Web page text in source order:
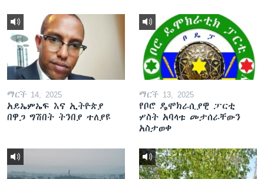
ማርች 14, 2025
አይኤምኤፍ እና ኢትዮጵያ
በዋጋ ግሽበት ትንበያ ተለያዩ
ማርች 13, 2025
የቦሮ ዴሞክራሲያዊ ፓርቲ
ሦስት አባላቱ መታሰራቸውን
አስታወቀ